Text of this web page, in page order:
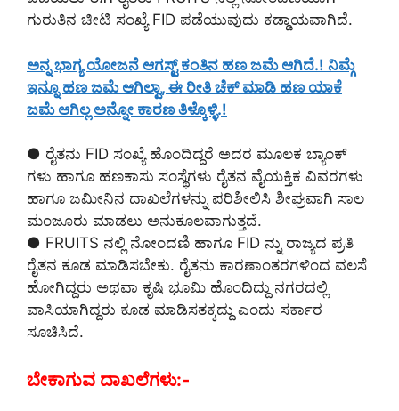
ಗುರುತಿನ ಚೀಟಿ ಸಂಖ್ಯೆ FID ಪಡೆಯುವುದು ಕಡ್ಡಾಯವಾಗಿದೆ.
ಅನ್ನ ಭಾಗ್ಯ ಯೋಜನೆ ಆಗಸ್ಟ್ ಕಂತಿನ ಹಣ ಜಮೆ ಆಗಿದೆ.! ನಿಮ್ಗೆ
ಇನ್ನೂ ಹಣ ಜಮೆ ಆಗಿಲ್ವಾ, ಈ ರೀತಿ ಚೆಕ್ ಮಾಡಿ ಹಣ ಯಾಕೆ
ಜಮೆ ಆಗಿಲ್ಲ ಅನ್ನೋ ಕಾರಣ ತಿಳ್ಕೊಳ್ಳಿ.!
● ರೈತನು FID ಸಂಖ್ಯೆ ಹೊಂದಿದ್ದರೆ ಅದರ ಮೂಲಕ ಬ್ಯಾಂಕ್
ಗಳು ಹಾಗೂ ಹಣಕಾಸು ಸಂಸ್ಥೆಗಳು ರೈತನ ವೈಯಕ್ತಿಕ ವಿವರಗಳು
ಹಾಗೂ ಜಮೀನಿನ ದಾಖಲೆಗಳನ್ನು ಪರಿಶೀಲಿಸಿ ಶೀಘ್ರವಾಗಿ ಸಾಲ
ಮಂಜೂರು ಮಾಡಲು ಅನುಕೂಲವಾಗುತ್ತದೆ.
● FRUITS ನಲ್ಲಿ ನೋಂದಣಿ ಹಾಗೂ FID ನ್ನು ರಾಜ್ಯದ ಪ್ರತಿ
ರೈತನ ಕೂಡ ಮಾಡಿಸಬೇಕು. ರೈತನು ಕಾರಣಾಂತರಗಳಿಂದ ವಲಸೆ
ಹೋಗಿದ್ದರು ಅಥವಾ ಕೃಷಿ ಭೂಮಿ ಹೊಂದಿದ್ದು ನಗರದಲ್ಲಿ
ವಾಸಿಯಾಗಿದ್ದರು ಕೂಡ ಮಾಡಿಸತಕ್ಕದ್ದು ಎಂದು ಸರ್ಕಾರ
ಸೂಚಿಸಿದೆ.
ಬೇಕಾಗುವ ದಾಖಲೆಗಳು:-